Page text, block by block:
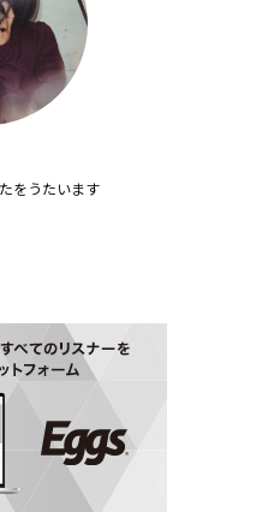
をうたいます